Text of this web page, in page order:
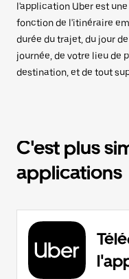
l'application Uber est
fonction de l'itinéraire
durée du trajet, du jour
journée, de votre lieu de
destination, et de tout
C'est plus
applications